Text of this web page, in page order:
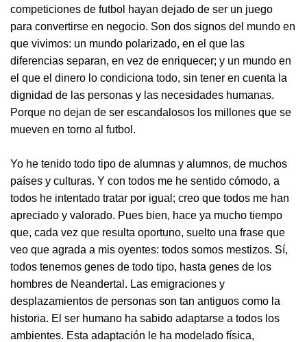
competiciones de futbol hayan dejado de ser un juego
para convertirse en negocio. Son dos signos del mundo en
que vivimos: un mundo polarizado, en el que las
diferencias separan, en vez de enriquecer; y un mundo en
el que el dinero lo condiciona todo, sin tener en cuenta la
dignidad de las personas y las necesidades humanas.
Porque no dejan de ser escandalosos los millones que se
mueven en torno al futbol.
Yo he tenido todo tipo de alumnas y alumnos, de muchos
países y culturas. Y con todos me he sentido cómodo, a
todos he intentado tratar por igual; creo que todos me han
apreciado y valorado. Pues bien, hace ya mucho tiempo
que, cada vez que resulta oportuno, suelto una frase que
veo que agrada a mis oyentes: todos somos mestizos. Sí,
todos tenemos genes de todo tipo, hasta genes de los
hombres de Neandertal. Las emigraciones y
desplazamientos de personas son tan antiguos como la
historia. El ser humano ha sabido adaptarse a todos los
ambientes. Esta adaptación le ha modelado física,